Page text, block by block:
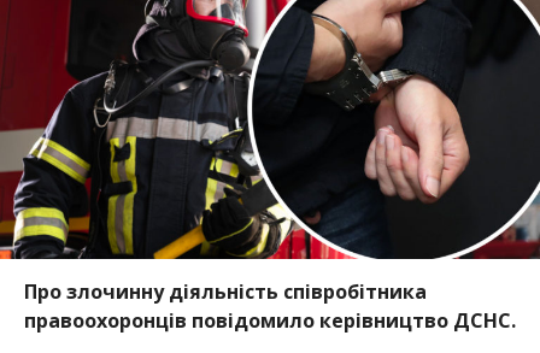
Про злочинну діяльність співробітника
правоохоронців повідомило керівництво ДСНС.